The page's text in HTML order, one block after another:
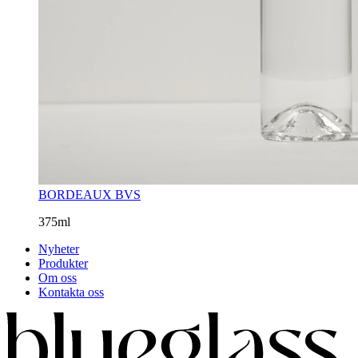
BORDEAUX BVS
375ml
Nyheter
Produkter
Om oss
Kontakta oss